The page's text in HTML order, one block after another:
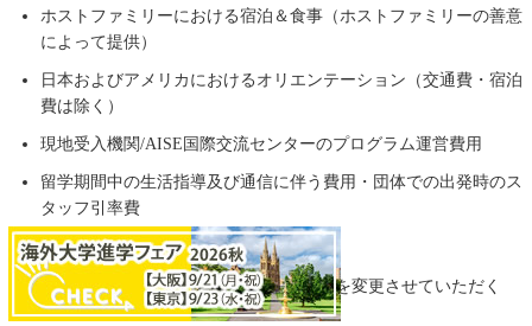
ホストファミリーにおける宿泊＆食事（ホストファミリーの善意
によって提供）
日本およびアメリカにおけるオリエンテーション（交通費・宿泊
費は除く）
現地受入機関/AISE国際交流センターのプログラム運営費用
留学期間中の生活指導及び通信に伴う費用・団体での出発時のス
タッフ引率費
留学ドクターパス費用
※現地の物価高騰により、プログラム費用を変更させていただく
場合がございます。